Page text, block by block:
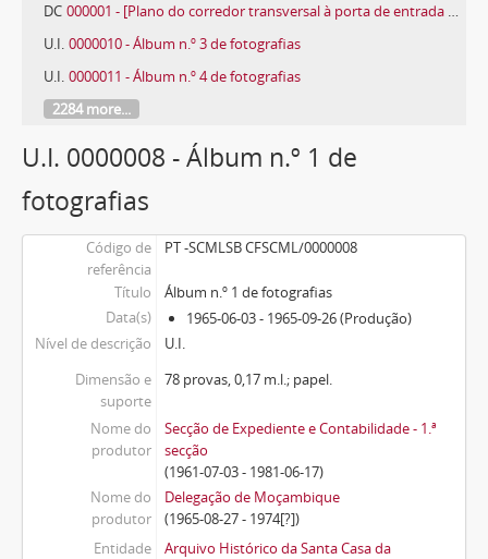
DC 000001 - [Plano do corredor transversal à porta de entrada da Provedoria da Santa Casa da Misericórdia de Lisboa]
U.I. 0000010 - Álbum n.º 3 de fotografias
U.I. 0000011 - Álbum n.º 4 de fotografias
2284 more...
U.I. 0000008 - Álbum n.º 1 de
fotografias
Código de
referência
PT -SCMLSB CFSCML/0000008
Título
Álbum n.º 1 de fotografias
Data(s)
1965-06-03 - 1965-09-26 (Produção)
Nível de descrição
U.I.
Dimensão e
suporte
78 provas, 0,17 m.l.; papel.
Nome do
produtor
Secção de Expediente e Contabilidade - 1.ª
secção
(1961-07-03 - 1981-06-17)
Nome do
produtor
Delegação de Moçambique
(1965-08-27 - 1974[?])
Entidade
Arquivo Histórico da Santa Casa da